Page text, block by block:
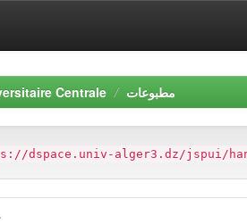
Centrale مطبوعات
dspace.univ-alger3.dz/jspui/